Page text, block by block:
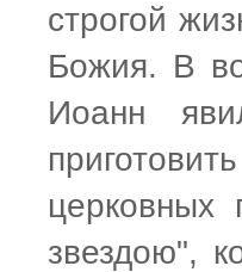
строгой
Божия. В
Иоанн
церковных
звездою",